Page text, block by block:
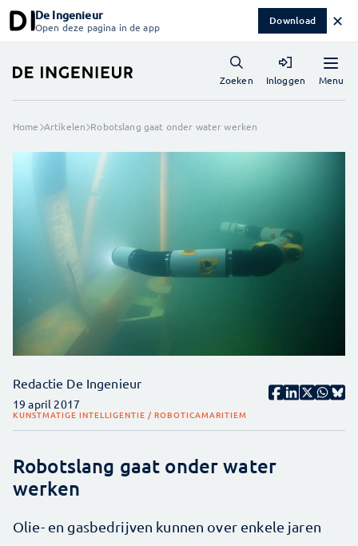
De Ingenieur
Open deze pagina in de app Download ✕
Menu
Zoeken Inloggen
Home Artikelen Robotslang gaat onder water werken
Redactie De Ingenieur
19 april 2017
KUNSTMATIGE INTELLIGENTIE / ROBOTICAMARITIEM
Robotslang gaat onder water
werken
Olie- en gasbedrijven kunnen over enkele jaren